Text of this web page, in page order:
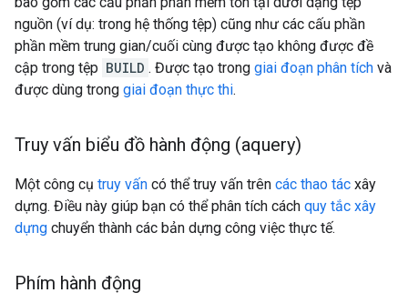
nguồn (ví dụ: trong hệ thống tệp) cũng như các cấu phần
phần mềm trung gian/cuối cùng được tạo không được đề
cập trong tệp BUILD . Được tạo trong giai đoạn phân tích và
được dùng trong giai đoạn thực thi.
Truy vấn biểu đồ hành động (aquery)
Một công cụ truy vấn có thể truy vấn trên các thao tác xây
dựng. Điều này giúp bạn có thể phân tích cách quy tắc xây
dựng chuyển thành các bản dựng công việc thực tế.
Phím hành động